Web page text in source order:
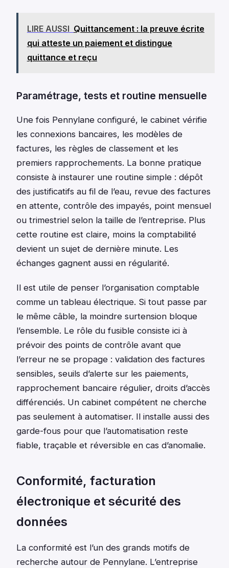
LIRE AUSSI Quittancement : la preuve écrite
qui atteste un paiement et distingue
quittance et reçu
Paramétrage, tests et routine mensuelle
Une fois Pennylane configuré, le cabinet vérifie
les connexions bancaires, les modèles de
factures, les règles de classement et les
premiers rapprochements. La bonne pratique
consiste à instaurer une routine simple : dépôt
des justificatifs au fil de l’eau, revue des factures
en attente, contrôle des impayés, point mensuel
ou trimestriel selon la taille de l’entreprise. Plus
cette routine est claire, moins la comptabilité
devient un sujet de dernière minute. Les
échanges gagnent aussi en régularité.
Il est utile de penser l’organisation comptable
comme un tableau électrique. Si tout passe par
le même câble, la moindre surtension bloque
l’ensemble. Le rôle du fusible consiste ici à
prévoir des points de contrôle avant que
l’erreur ne se propage : validation des factures
sensibles, seuils d’alerte sur les paiements,
rapprochement bancaire régulier, droits d’accès
différenciés. Un cabinet compétent ne cherche
pas seulement à automatiser. Il installe aussi des
garde-fous pour que l’automatisation reste
fiable, traçable et réversible en cas d’anomalie.
Conformité, facturation
électronique et sécurité des
données
La conformité est l’un des grands motifs de
recherche autour de Pennylane. L’entreprise